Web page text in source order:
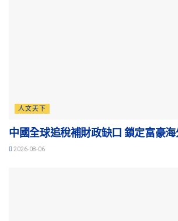
人文天下
中國全球追稅補財政缺口 鎖定富豪
2026-08-06